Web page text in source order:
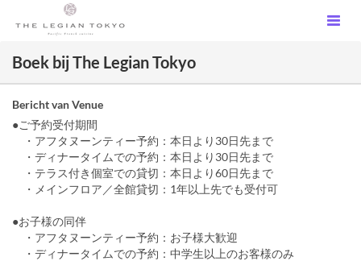
Boek bij The Legian Tokyo
Bericht van Venue
●ご予約受付期間
・アフタヌーンティー予約：本日より30日先まで
・ディナータイムでの予約：本日より30日先まで
・テラス付き個室での貸切：本日より60日先まで
・メインフロア／全館貸切：1年以上先でも受付可
●お子様の同伴
・アフタヌーンティー予約：お子様大歓迎
・ディナータイムでの予約：中学生以上のお客様のみ